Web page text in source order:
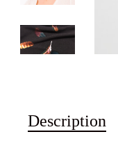
Description